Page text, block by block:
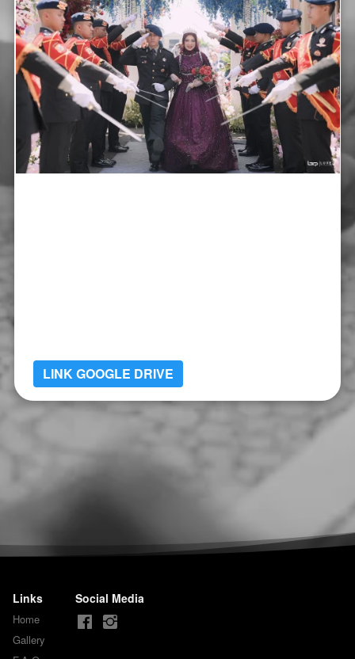
LINK GOOGLE DRIVE
Links
Home
Gallery
Social Media